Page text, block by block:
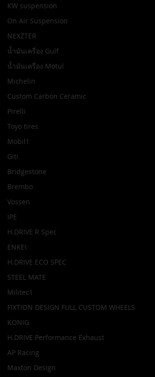
KW suspension
On Air Suspension
NEXZTER
น้ำมันเครื่อง Gulf
น้ำมันเครื่อง Motul
Michelin
Custom Carbon Ceramic
Pirelli
Toyo tires
Mobil1
Giti
Bridgestone
Brembo
Vossen
IPE
H.DRIVE R Spec
ENKEI
H.DRIVE ECO SPEC
STEEL MATE
Militec1
FIXTION DESIGN FULL CUSTOM WHEELS
KONIG
H.DRIVE Performance Exhaust
AP Racing
Maxton Design